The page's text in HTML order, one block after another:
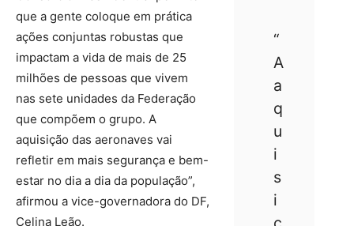
“
A
a
q
u
i
s
i
que a gente coloque em prática
ações conjuntas robustas que
impactam a vida de mais de 25
milhões de pessoas que vivem
nas sete unidades da Federação
que compõem o grupo. A
aquisição das aeronaves vai
refletir em mais segurança e bem-
estar no dia a dia da população”,
afirmou a vice-governadora do DF,
Celina Leão.